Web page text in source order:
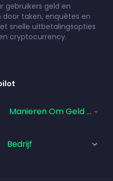
gebruikers geld en
taken, enquêtes en
snelle uitbetalingsopties
cryptocurrency.
Manieren Om Geld Te
Bedrijf